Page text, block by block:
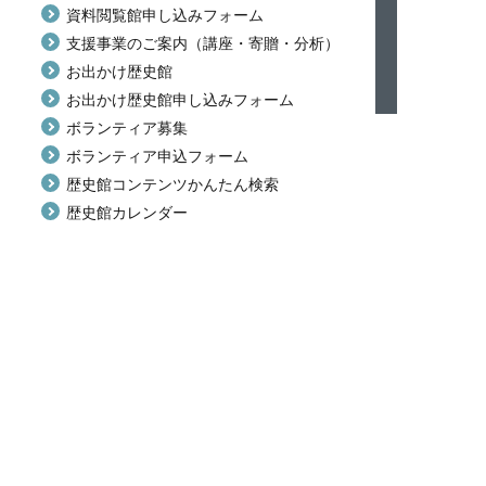
資料閲覧館申し込みフォーム
支援事業のご案内（講座・寄贈・分析）
お出かけ歴史館
お出かけ歴史館申し込みフォーム
ボランティア募集
ボランティア申込フォーム
歴史館コンテンツかんたん検索
歴史館カレンダー